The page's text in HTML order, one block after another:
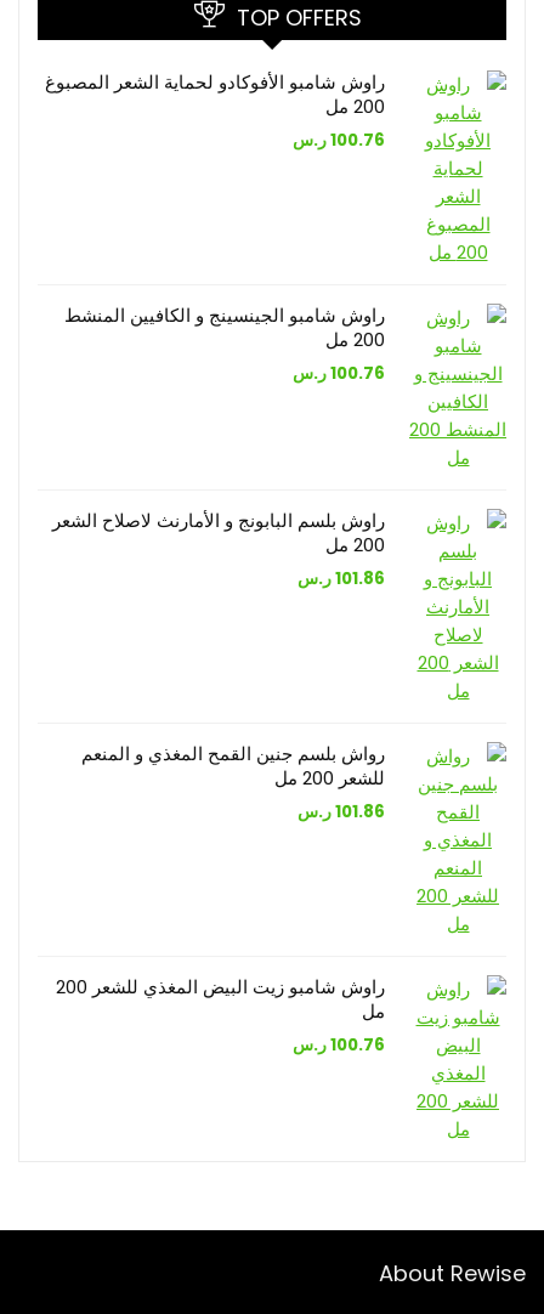
TOP OFFERS
راوش شامبو الأفوكادو لحماية الشعر المصبوغ
200 مل
100.76ر.س
راوش شامبو الجينسينج و الكافيين المنشط
200 مل
100.76ر.س
راوش بلسم البابونج و الأمارنث لاصلاح الشعر
200 مل
101.86ر.س
رواش بلسم جنين القمح المغذي و المنعم
للشعر 200 مل
101.86ر.س
راوش شامبو زيت البيض المغذي للشعر 200
مل
100.76ر.س
About Rewise